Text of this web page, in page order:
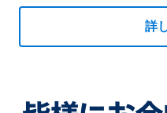
詳